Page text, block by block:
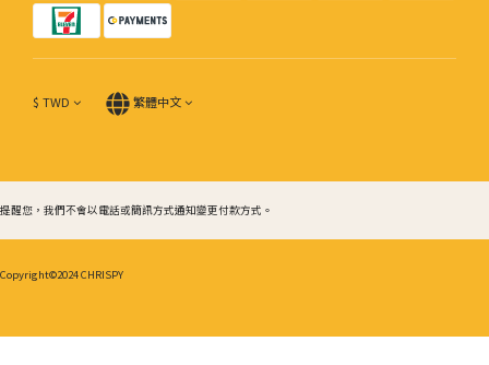
$ TWD 繁體中文
提醒您，我們不會以電話或簡訊方式通知變更付款方式。
Copyright©2024 CHRISPY